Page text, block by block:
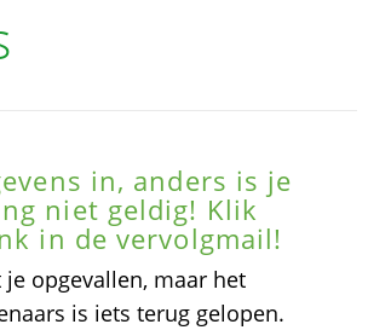
in, anders is je
niet geldig! Klik
in de vervolgmail!
opgevallen, maar het
is iets terug gelopen.